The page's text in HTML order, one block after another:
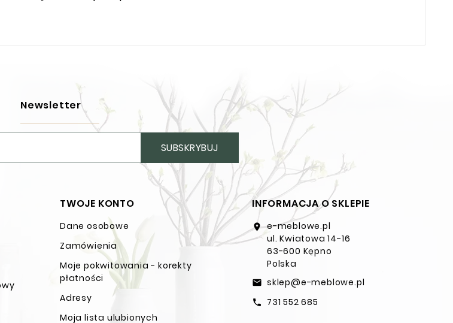
Newsletter
SUBSKRYBUJ
TWOJE KONTO
Dane osobowe
Zamówienia
Moje pokwitowania - korekty
płatności
Adresy
Moja lista ulubionych
INFORMACJA O SKLEPIE
location_on e-meblowe.pl
ul. Kwiatowa 14-16
63-600 Kępno
Polska
email sklep@e-meblowe.pl
call 731 552 685